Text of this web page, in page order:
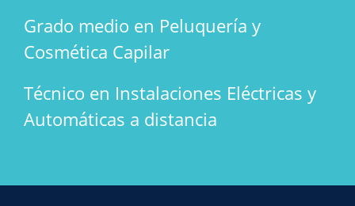
Grado medio en Peluquería y
Cosmética Capilar
Técnico en Instalaciones Eléctricas y
Automáticas a distancia